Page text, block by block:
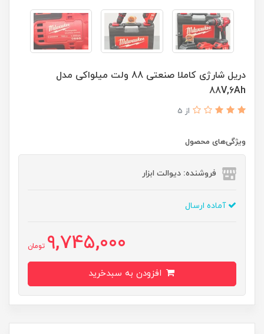
دریل شارژی کاملا صنعتی 88 ولت میلواکی مدل
88V,6Ah
از 5
ویژگی‌های محصول
فروشنده: دیوالت ابزار
آماده ارسال
9,745,000 تومان